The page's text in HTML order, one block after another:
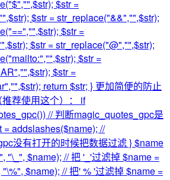
$str =
$str = str_replace("&&","",$str);
$str =
$str = str_replace("@","",$str);
$str =
$str =
return $str; } 更加简便的防止
荐使用这个）： if
// 判断magic_quotes_gpc是
= addslashes($name); //
没有打开的时候把数据过滤 } $name
"\_", $name); // 把 '_'过滤掉 $name =
$name); // 把' % '过滤掉 $name =